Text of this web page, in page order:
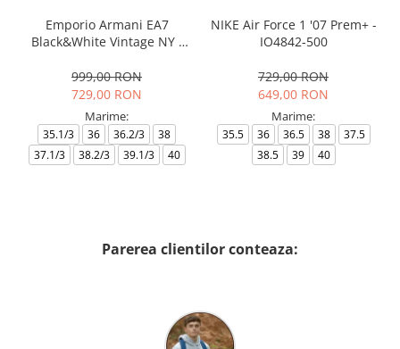
Emporio Armani EA7
Black&White Vintage NY -
999,00 RON
729,00 RON
Marime:
35.1/3 36 36.2/3
38
37.1/3
38.2/3 39.1/3 40
NIKE Air Force 1 '07 Prem+ -
IO4842-500
729,00 RON
649,00 RON
Marime:
35.5 36 36.5 38
37.5
38.5
39 40
Parerea clientilor conteaza: